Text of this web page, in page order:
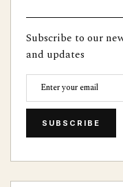
Subscribe to our
and updates
SUBSCRIBE